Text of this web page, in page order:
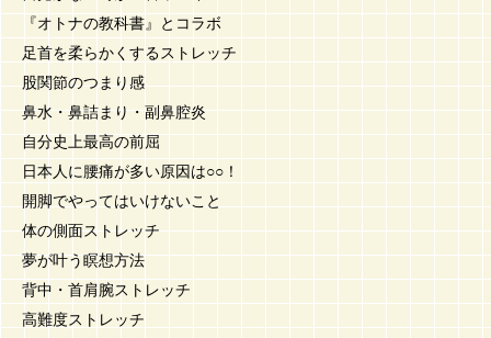
『オトナの教科書』とコラボ
足首を柔らかくするストレッチ
股関節のつまり感
鼻水・鼻詰まり・副鼻腔炎
自分史上最高の前屈
日本人に腰痛が多い原因は○○！
開脚でやってはいけないこと
体の側面ストレッチ
夢が叶う瞑想方法
背中・首肩腕ストレッチ
高難度ストレッチ